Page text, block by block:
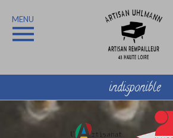
MENU
indisponible